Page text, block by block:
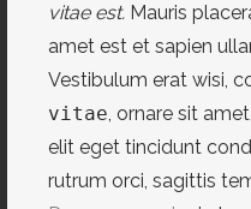
vitae est. Mauris
amet est et sapien
Vestibulum erat wisi,
vitae, ornare sit
elit eget tincidunt
rutrum orci, sagittis